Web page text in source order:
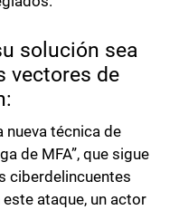
solución sea
vectores de
nueva técnica de
de MFA”, que sigue
ciberdelincuentes
ataque, un actor